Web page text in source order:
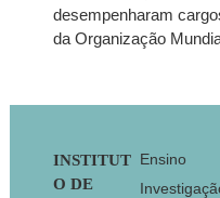
desempenharam
da Organização
Footer
INSTITUT
O DE
Ensino